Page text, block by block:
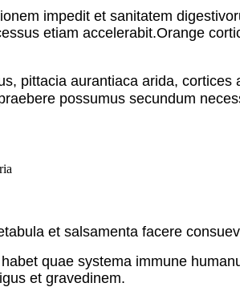
impedit et sanitatem
etiam accelerabit.Orange
pittacia aurantiaca arida, cortices
possumus secundum
et salsamenta facere
quae systema immune
et gravedinem.